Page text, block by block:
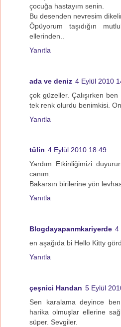
çocuğa hastayım senin.
Bu desenden nevresim
Öpüyorum taşıdığın
ellerinden..
Yanıtla
ada ve deniz 4 Eylül 2010
çok güzeller. Çalışırken
tek renk olurdu benimkisi.
Yanıtla
tülin 4 Eylül 2010 18:49
Yardım Etkinliğimizi
canım.
Bakarsın birilerine yön
Yanıtla
Blogdayaparımkariyerde 4
en aşağıda bi Hello Kitty
Yanıtla
çeşnici Handan 5 Eylül
Sen karalama deyince
harika olmuşlar ellerine
süper. Sevgiler.